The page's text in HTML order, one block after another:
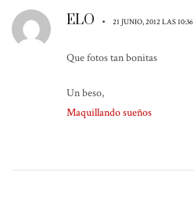
ELO • 21 JUNIO, 2012 LAS 10:36
Que fotos tan bonitas
Un beso,
Maquillando sueños